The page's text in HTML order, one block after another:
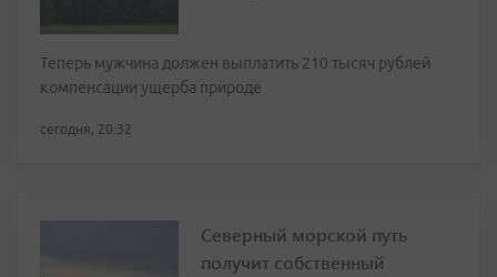
Теперь мужчина должен выплатить 210 тысяч рублей
компенсации ущерба природе
сегодня, 20:32
Северный морской путь
получит собственный